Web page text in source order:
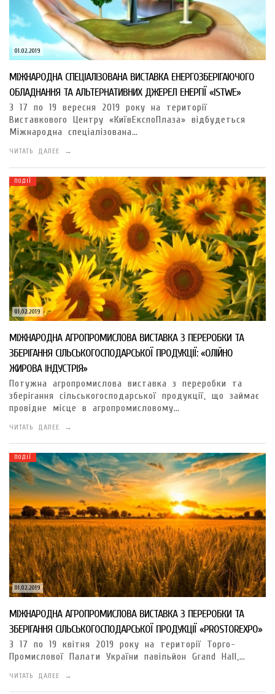
01.02.2019
МІЖНАРОДНА СПЕЦІАЛІЗОВАНА ВИСТАВКА ЕНЕРГОЗБЕРІГАЮЧОГО
ОБЛАДНАННЯ ТА АЛЬТЕРНАТИВНИХ ДЖЕРЕЛ ЕНЕРГІЇ «ISTWE»
З 17 по 19 вересня 2019 року на території
Виставкового Центру «КиївЕкспоПлаза» відбудеться
Міжнародна спеціалізована…
ЧИТАТЬ ДАЛЕЕ →
01.02.2019
ПОДІЇ
МІЖНАРОДНА АГРОПРОМИСЛОВА ВИСТАВКА З ПЕРЕРОБКИ ТА
ЗБЕРІГАННЯ СІЛЬСЬКОГОСПОДАРСЬКОЇ ПРОДУКЦІЇ: «ОЛІЙНО
ЖИРОВА ІНДУСТРІЯ»
Потужна агропромислова виставка з переробки та
зберігання сільськогосподарської продукції, що займає
провідне місце в агропромисловому…
ЧИТАТЬ ДАЛЕЕ →
01.02.2019
ПОДІЇ
МІЖНАРОДНА АГРОПРОМИСЛОВА ВИСТАВКА З ПЕРЕРОБКИ ТА
ЗБЕРІГАННЯ СІЛЬСЬКОГОСПОДАРСЬКОЇ ПРОДУКЦІЇ «PROSTOREXPO»
З 17 по 19 квітня 2019 року на території Торго-
Промислової Палати України павільйон Grand Hall,…
ЧИТАТЬ ДАЛЕЕ →